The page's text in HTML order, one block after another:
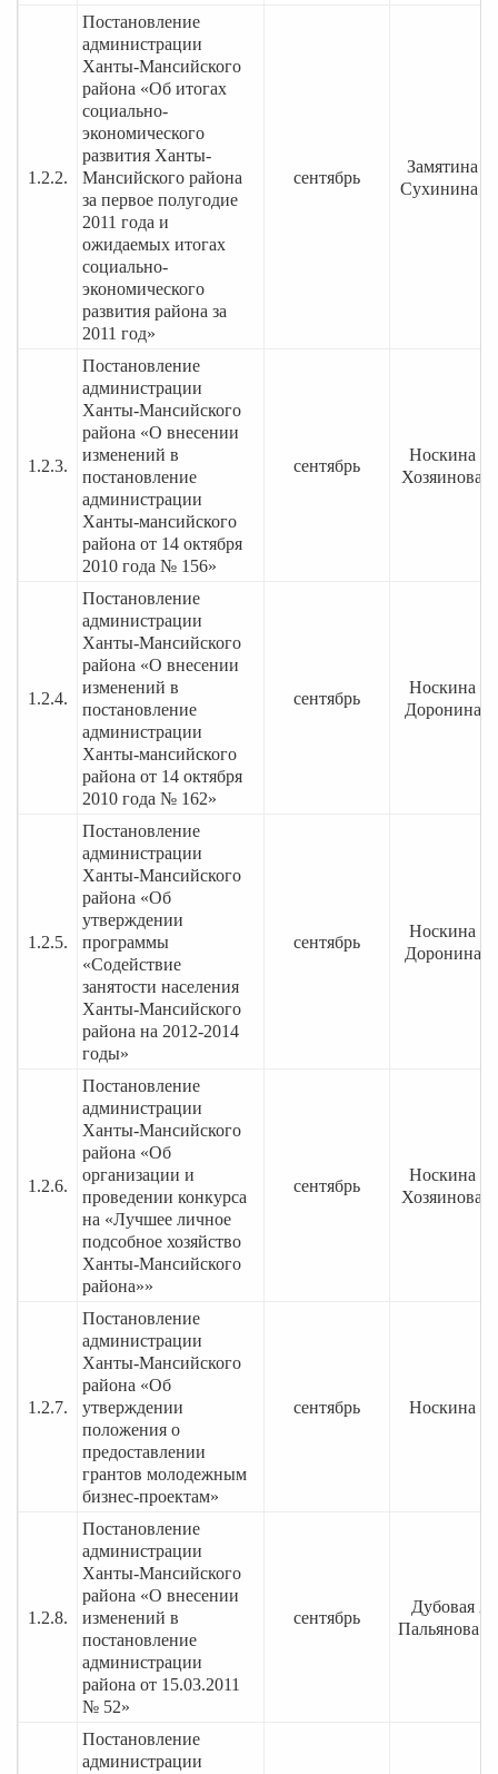
1.2.2.
Постановление
администрации
Ханты-Мансийского
района «Об итогах
социально-
экономического
развития Ханты-
Мансийского района
за первое полугодие
2011 года и
ожидаемых итогах
социально-
экономического
развития района за
2011 год»
сентябрь
Замятина
Сухинина
1.2.3.
Постановление
администрации
Ханты-Мансийского
района «О внесении
изменений в
постановление
администрации
Ханты-мансийского
района от 14 октября
2010 года № 156»
сентябрь
Носкина
Хозяинова
1.2.4.
Постановление
администрации
Ханты-Мансийского
района «О внесении
изменений в
постановление
администрации
Ханты-мансийского
района от 14 октября
2010 года № 162»
сентябрь
Носкина
Доронина
1.2.5.
Постановление
администрации
Ханты-Мансийского
района «Об
утверждении
программы
«Содействие
занятости населения
Ханты-Мансийского
района на 2012-2014
годы»
сентябрь
Носкина
Доронина
1.2.6.
Постановление
администрации
Ханты-Мансийского
района «Об
организации и
проведении конкурса
на «Лучшее личное
подсобное хозяйство
Ханты-Мансийского
района»»
сентябрь
Носкина
Хозяинова
1.2.7.
Постановление
администрации
Ханты-Мансийского
района «Об
утверждении
положения о
предоставлении
грантов молодежным
бизнес-проектам»
сентябрь Носкина
1.2.8.
Постановление
администрации
Ханты-Мансийского
района «О внесении
изменений в
постановление
администрации
района от 15.03.2011
№ 52»
сентябрь
Дубовая
Пальянова
Постановление
администрации